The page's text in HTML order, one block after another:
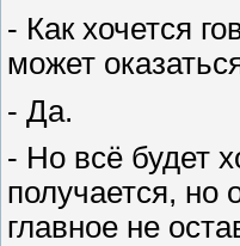
- Как хочется
может
- Да.
- Но всё будет
получается, но
главное не